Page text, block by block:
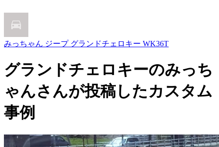
みっちゃん ジープ グランドチェロキー WK36T
グランドチェロキーのみっち
ゃんさんが投稿したカスタム
事例